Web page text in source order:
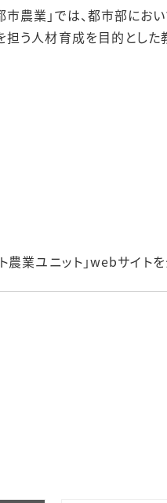
農業｣では、都市部にお
う人材育成を目的とした
農業ユニット」webサイト